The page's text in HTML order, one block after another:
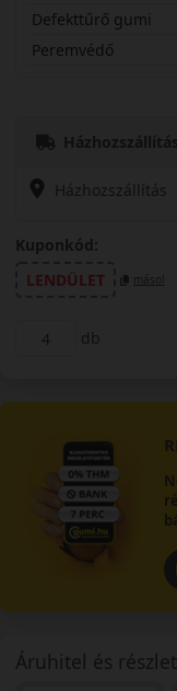
Defekttűrő gumi
Peremvédő
Házhozszállítás
Házhozszállítás
Kuponkód:
LENDÜLET
másol
db
Áruhitel és